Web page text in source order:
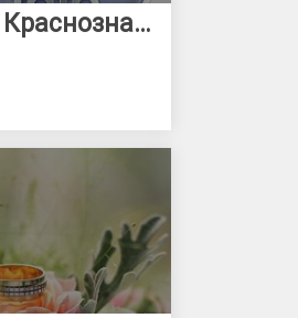
Видео и фото в Краснознаменске!